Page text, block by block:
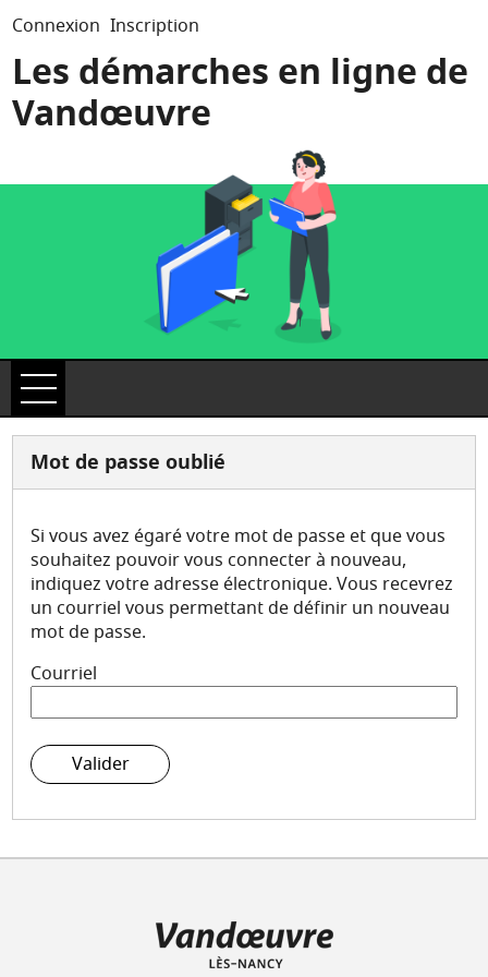
Les démarches en ligne de
Vandœuvre
Connexion Inscription
Ouvrir le menu
Accueil
Mes demandes
Mon compte
Mot de passe oublié
Si vous avez égaré votre mot de passe et que vous
souhaitez pouvoir vous connecter à nouveau,
indiquez votre adresse électronique. Vous recevrez
un courriel vous permettant de définir un nouveau
mot de passe.
Courriel
Valider